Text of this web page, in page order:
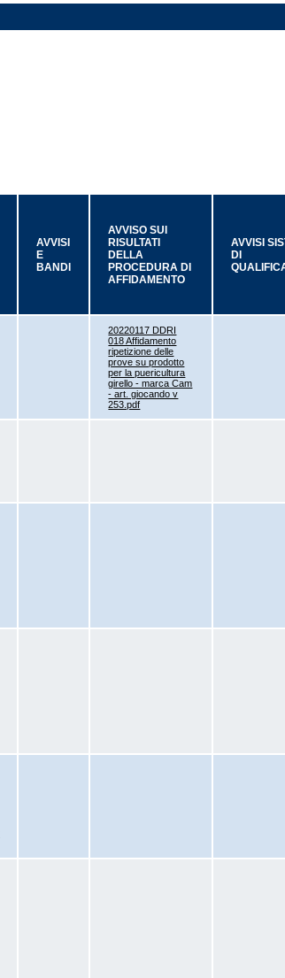
AVVISI
E
BANDI
AVVISO SUI
RISULTATI
DELLA
PROCEDURA DI
AFFIDAMENTO
AVVISI
DI
20220117 DDRI
018 Affidamento
ripetizione delle
prove su prodotto
per la puericultura
girello - marca Cam
- art. giocando v
253.pdf